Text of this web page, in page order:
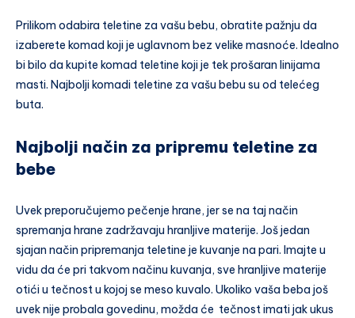
Prilikom odabira teletine za vašu bebu, obratite pažnju da
izaberete komad koji je uglavnom bez velike masnoće. Idealno
bi bilo da kupite komad teletine koji je tek prošaran linijama
masti. Najbolji komadi teletine za vašu bebu su od telećeg
buta.
Najbolji način za pripremu teletine za
bebe
Uvek preporučujemo pečenje hrane, jer se na taj način
spremanja hrane zadržavaju hranljive materije. Još jedan
sjajan način pripremanja teletine je kuvanje na pari. Imajte u
vidu da će pri takvom načinu kuvanja, sve hranljive materije
otići u tečnost u kojoj se meso kuvalo. Ukoliko vaša beba još
uvek nije probala govedinu, možda će tečnost imati jak ukus